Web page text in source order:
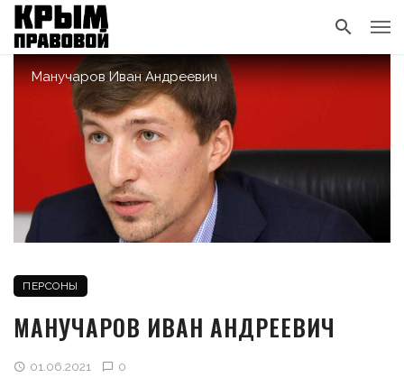
Манучаров Иван Андреевич
ПЕРСОНЫ
МАНУЧАРОВ ИВАН АНДРЕЕВИЧ
01.06.2021 0